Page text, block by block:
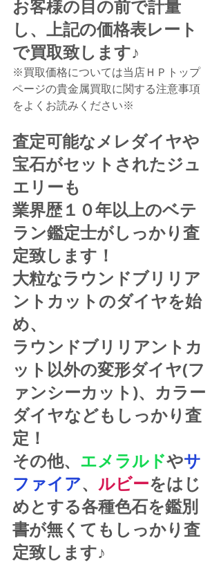
お客様の目の前で計量
し、上記の価格表レート
で買取致します♪
※買取価格については当店ＨＰトップ
ページの貴金属買取に関する注意事項
をよくお読みください※
査定可能なメレダイヤや
宝石がセットされたジュ
エリーも
業界歴１０年以上のベテ
ラン鑑定士がしっかり査
定致します！
大粒なラウンドブリリア
ントカットのダイヤを始
め、
ラウンドブリリアントカ
ット以外の変形ダイヤ(フ
ァンシーカット)、カラー
ダイヤなどもしっかり査
定！
その他、 エメラルドやサ
ファイア、 ルビーをはじ
めとする各種色石を鑑別
書が無くてもしっかり査
定致します♪